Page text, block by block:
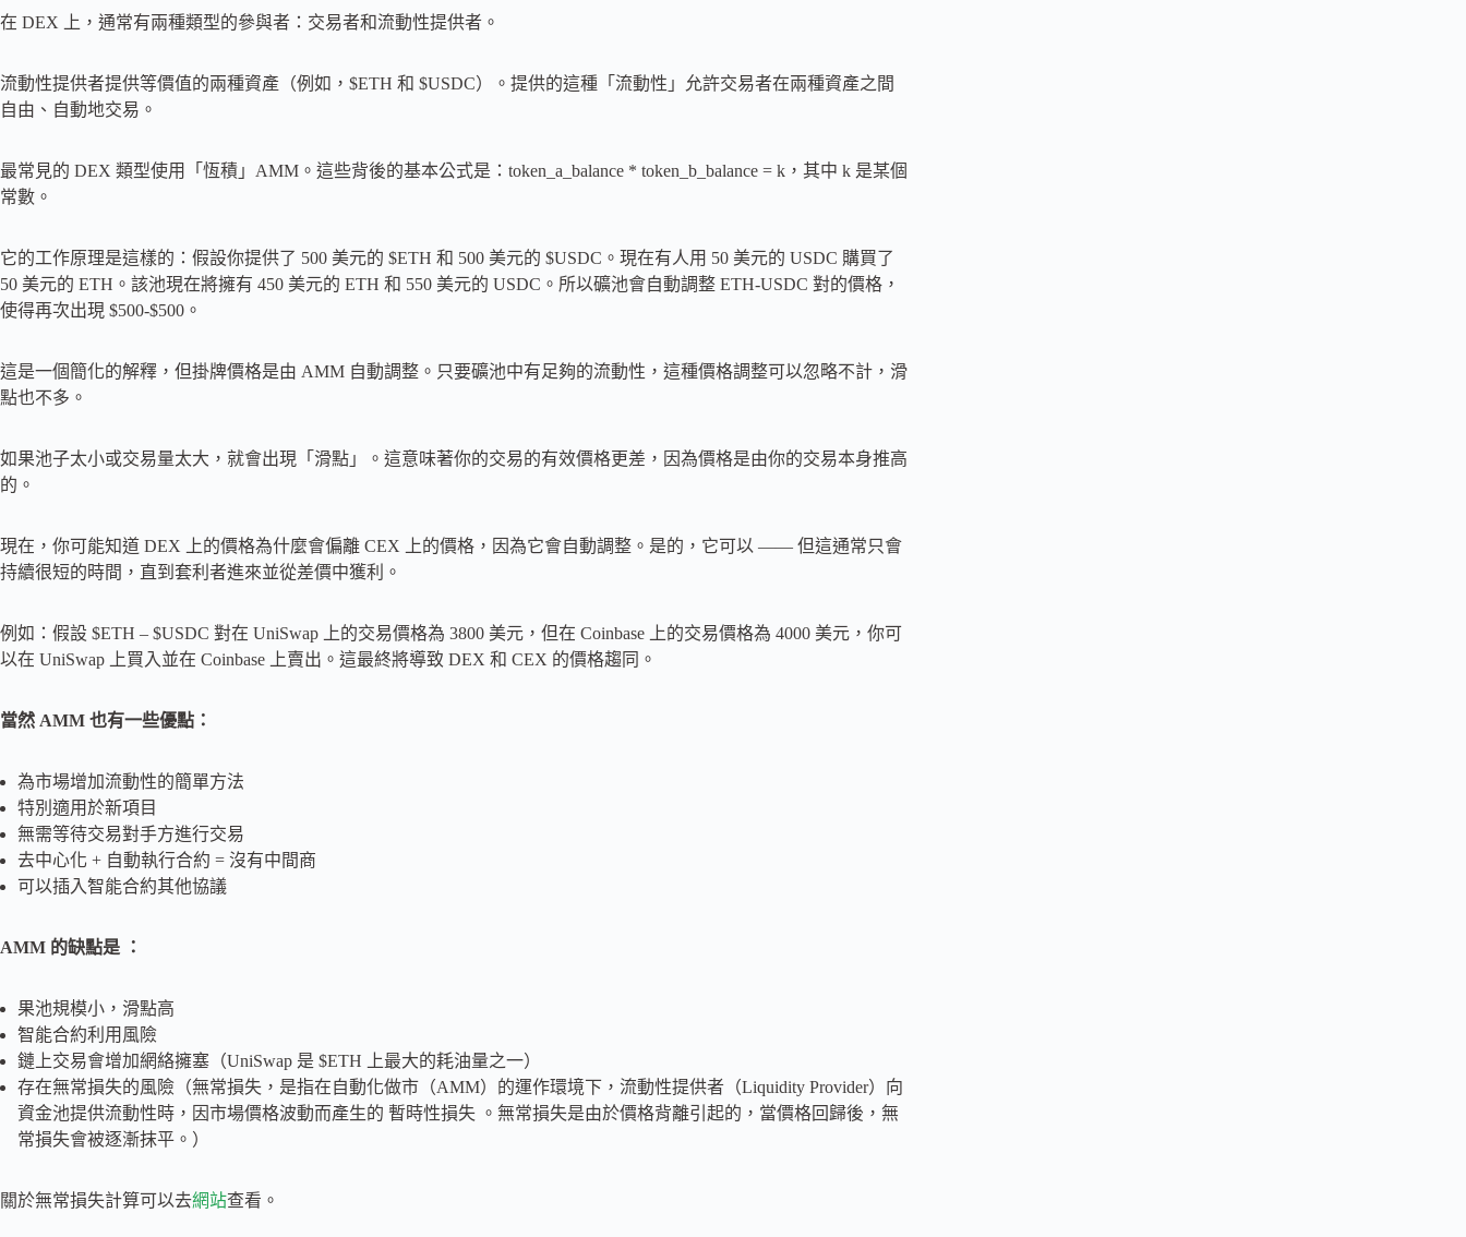
在 DEX 上，通常有兩種類型的參與者：交易者和流動性提供者。
流動性提供者提供等價值的兩種資產（例如，$ETH 和 $USDC）。提供的這種「流動性」允許交易者在兩種資產之間
自由、自動地交易。
最常見的 DEX 類型使用「恆積」AMM。這些背後的基本公式是：token_a_balance * token_b_balance = k，其中 k 是某個
常數。
它的工作原理是這樣的：假設你提供了 500 美元的 $ETH 和 500 美元的 $USDC。現在有人用 50 美元的 USDC 購買了
50 美元的 ETH。該池現在將擁有 450 美元的 ETH 和 550 美元的 USDC。所以礦池會自動調整 ETH-USDC 對的價格，
使得再次出現 $500-$500。
這是一個簡化的解釋，但掛牌價格是由 AMM 自動調整。只要礦池中有足夠的流動性，這種價格調整可以忽略不計，滑
點也不多。
如果池子太小或交易量太大，就會出現「滑點」。這意味著你的交易的有效價格更差，因為價格是由你的交易本身推高
的。
現在，你可能知道 DEX 上的價格為什麼會偏離 CEX 上的價格，因為它會自動調整。是的，它可以 —— 但這通常只會
持續很短的時間，直到套利者進來並從差價中獲利。
例如：假設 $ETH – $USDC 對在 UniSwap 上的交易價格為 3800 美元，但在 Coinbase 上的交易價格為 4000 美元，你可
以在 UniSwap 上買入並在 Coinbase 上賣出。這最終將導致 DEX 和 CEX 的價格趨同。
當然 AMM 也有一些優點：
為市場增加流動性的簡單方法
特別適用於新項目
無需等待交易對手方進行交易
去中心化 + 自動執行合約 = 沒有中間商
可以插入智能合約其他協議
AMM 的缺點是 ：
果池規模小，滑點高
智能合約利用風險
鏈上交易會增加網絡擁塞（UniSwap 是 $ETH 上最大的耗油量之一）
存在無常損失的風險（無常損失，是指在自動化做市（AMM）的運作環境下，流動性提供者（Liquidity Provider）向
資⾦池提供流動性時，因市場價格波動⽽產⽣的 暫時性損失 。無常損失是由於價格背離引起的，當價格回歸後，無
常損失會被逐漸抹平。）
關於無常損失計算可以去網站查看。